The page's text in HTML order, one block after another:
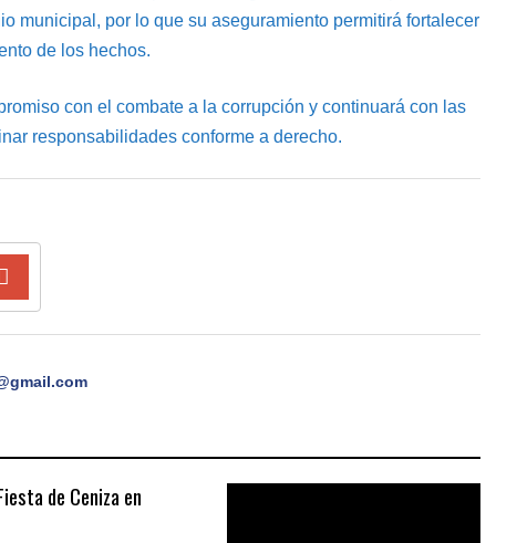
municipal, por lo que su aseguramiento permitirá fortalecer
de los hechos.
con el combate a la corrupción y continuará con las
responsabilidades conforme a derecho.
de Ceniza en